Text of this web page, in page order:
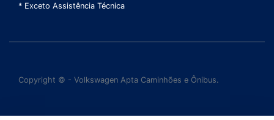
* Exceto Assistência Técnica
Copyright © - Volkswagen Apta Caminhões e Ônibus.